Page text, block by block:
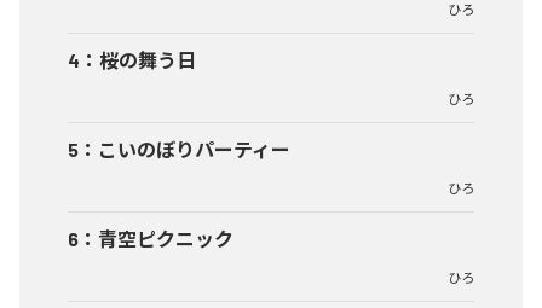
ひろ
4 ： 桜の舞う日
ひろ
5 ： こいのぼりパーティー
ひろ
6 ： 青空ピクニック
ひろ